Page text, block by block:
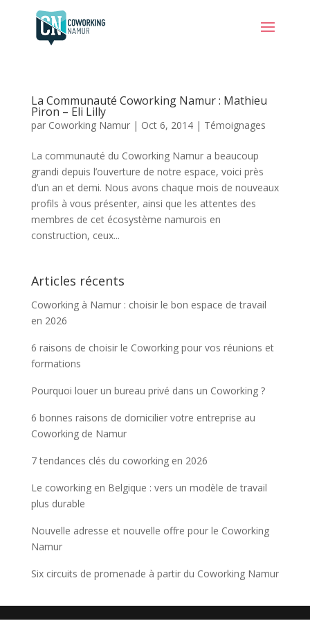
La Communauté Coworking Namur : Mathieu
Piron – Eli Lilly
par Coworking Namur| Oct 6, 2014| Témoignages
La communauté du Coworking Namur a beaucoup
grandi depuis l’ouverture de notre espace, voici près
d’un an et demi. Nous avons chaque mois de nouveaux
profils à vous présenter, ainsi que les attentes des
membres de cet écosystème namurois en
construction, ceux...
Articles récents
Coworking à Namur : choisir le bon espace de travail
en 2026
6 raisons de choisir le Coworking pour vos réunions et
formations
Pourquoi louer un bureau privé dans un Coworking ?
6 bonnes raisons de domicilier votre entreprise au
Coworking de Namur
7 tendances clés du coworking en 2026
Le coworking en Belgique : vers un modèle de travail
plus durable
Nouvelle adresse et nouvelle offre pour le Coworking
Namur
Six circuits de promenade à partir du Coworking Namur